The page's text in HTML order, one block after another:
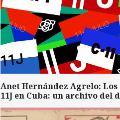
Anet Hernández Agrelo:
11J en Cuba: un archivo del